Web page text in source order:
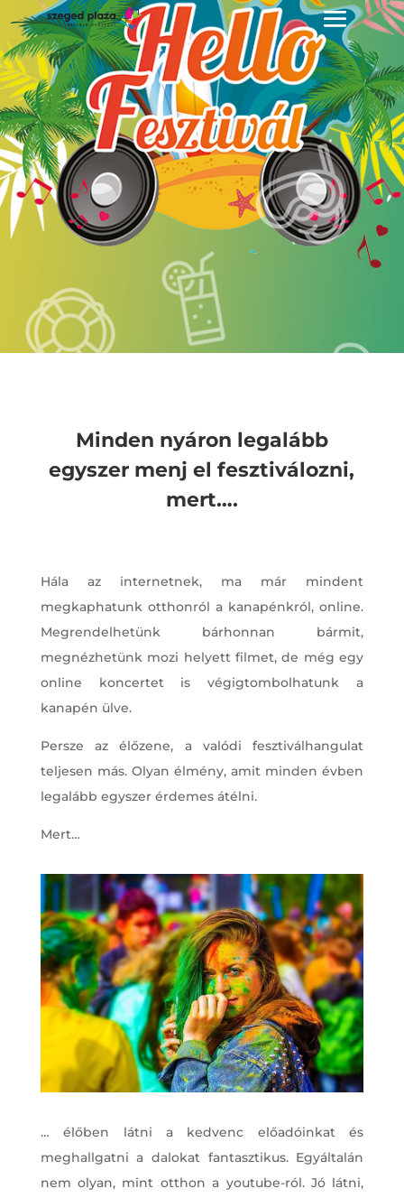
Minden nyáron legalább
egyszer menj el fesztiválozni,
mert….
Hála az internetnek, ma már mindent
megkaphatunk otthonról a kanapénkról, online.
Megrendelhetünk bárhonnan bármit,
megnézhetünk mozi helyett filmet, de még egy
online koncertet is végigtombolhatunk a
kanapén ülve.
Persze az élőzene, a valódi fesztiválhangulat
teljesen más. Olyan élmény, amit minden évben
legalább egyszer érdemes átélni.
Mert…
… élőben látni a kedvenc előadóinkat és
meghallgatni a dalokat fantasztikus. Egyáltalán
nem olyan, mint otthon a youtube-ról. Jó látni,